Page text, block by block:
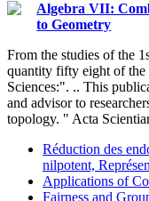
Algebra VII:
to Geometry
From the studies of the
quantity fifty eight of the
Sciences:". .. This
and advisor to
topology. " Acta
Réduction des
nilpotent,
Applications of
Fairness and